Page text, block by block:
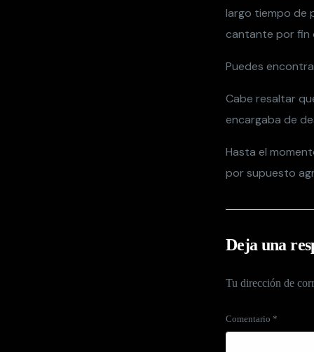
largo tiempo de
cantante por fin
Puedes
Cabe resaltar
encargaba de
Hasta el
por supuesto
Deja una
Tu dirección de
Comentario *